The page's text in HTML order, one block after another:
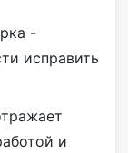
-
исправить
и